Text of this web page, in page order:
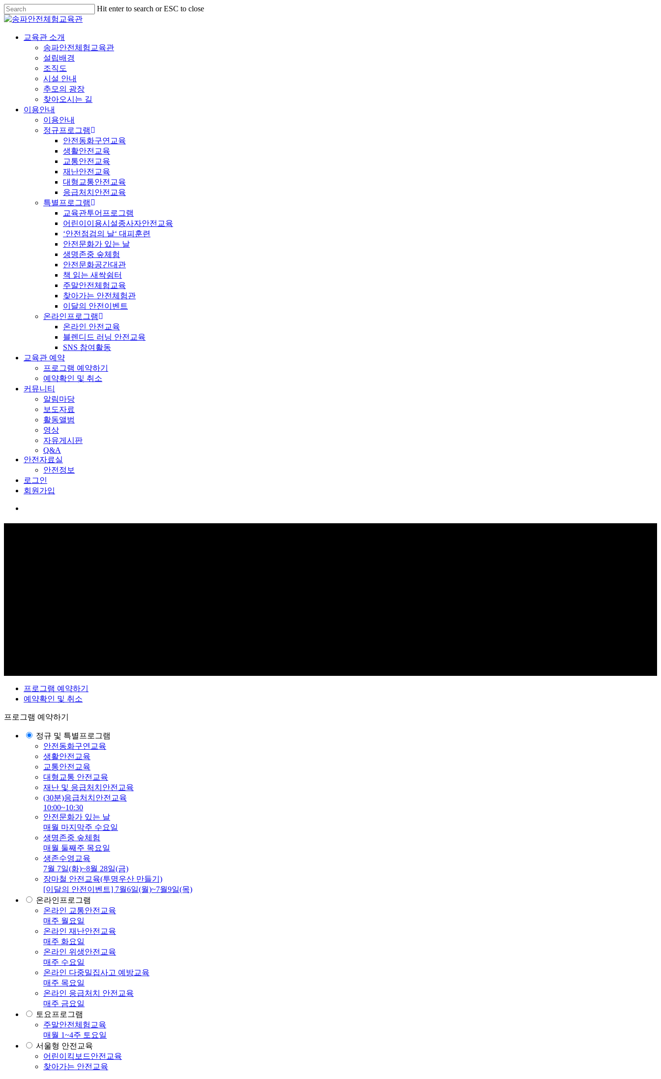
Hit enter to search or ESC to close
교육관 소개
송파안전체험교육관
설립배경
조직도
시설 안내
추모의 광장
찾아오시는 길
이용안내
이용안내
정규프로그램
안전동화구연교육
생활안전교육
교통안전교육
재난안전교육
대형교통안전교육
응급처치안전교육
특별프로그램
교육관투어프로그램
어린이이용시설종사자안전교육
‘안전점검의 날‘ 대피훈련
안전문화가 있는 날
생명존중 숲체험
안전문화공간대관
책 읽는 새싹쉼터
주말안전체험교육
찾아가는 안전체험관
이달의 안전이벤트
온라인프로그램
온라인 안전교육
블렌디드 러닝 안전교육
SNS 참여활동
교육관 예약
프로그램 예약하기
예약확인 및 취소
커뮤니티
알림마당
보도자료
활동앨범
영상
자유게시판
Q&A
안전자료실
안전정보
로그인
회원가입
프로그램 예약하기
예약확인 및 취소
프로그램 예약하기
정규 및 특별프로그램
안전동화구연교육
생활안전교육
교통안전교육
대형교통 안전교육
재난 및 응급처치안전교육
(30분)응급처치안전교육
10:00~10:30
안전문화가 있는 날
매월 마지막주 수요일
생명존중 숲체험
매월 둘째주 목요일
생존수영교육
7월 7일(화)~8월 28일(금)
장마철 안전교육(투명우산 만들기)
[이달의 안전이벤트] 7월6일(월)~7월9일(목)
온라인프로그램
온라인 교통안전교육
매주 월요일
온라인 재난안전교육
매주 화요일
온라인 위생안전교육
매주 수요일
온라인 다중밀집사고 예방교육
매주 목요일
온라인 응급처치 안전교육
매주 금요일
토요프로그램
주말안전체험교육
매월 1~4주 토요일
서울형 안전교육
어린이킥보드안전교육
찾아가는 안전교육